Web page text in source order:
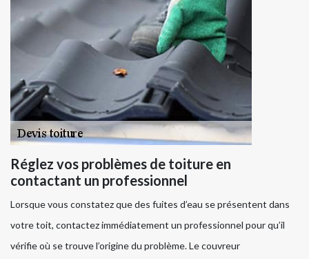
Réglez vos problèmes de toiture en
contactant un professionnel
Lorsque vous constatez que des fuites d’eau se présentent dans
votre toit, contactez immédiatement un professionnel pour qu’il
vérifie où se trouve l’origine du problème. Le couvreur